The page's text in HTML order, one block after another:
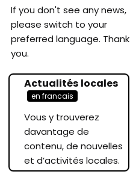
If you don't see any news,
please switch to your
preferred language. Thank
you.
Actualités locales
en francais
Vous y trouverez
davantage de
contenu, de nouvelles
et d’activités locales.